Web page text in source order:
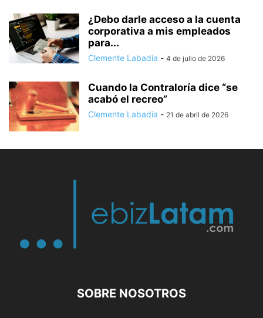
¿Debo darle acceso a la cuenta
corporativa a mis empleados
para...
Clemente Labadía - 4 de julio de 2026
Cuando la Contraloría dice “se
acabó el recreo”
Clemente Labadía - 21 de abril de 2026
SOBRE NOSOTROS